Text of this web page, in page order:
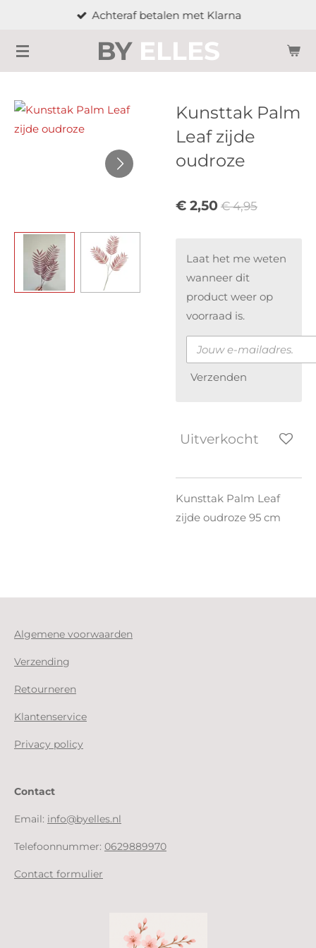
naar
de
BY ELLES
Achteraf betalen met Klarna
Kunsttak Palm
Leaf zijde
oudroze
€ 2,50 € 4,95
Laat het me weten
wanneer dit
product weer op
voorraad is.
Verzenden
Uitverkocht
Kunsttak Palm Leaf
zijde oudroze 95 cm
Algemene voorwaarden
Verzending
Retourneren
Klantenservice
Privacy policy
Contact
Email: info@byelles.nl
Telefoonnummer: 0629889970
Contact formulier